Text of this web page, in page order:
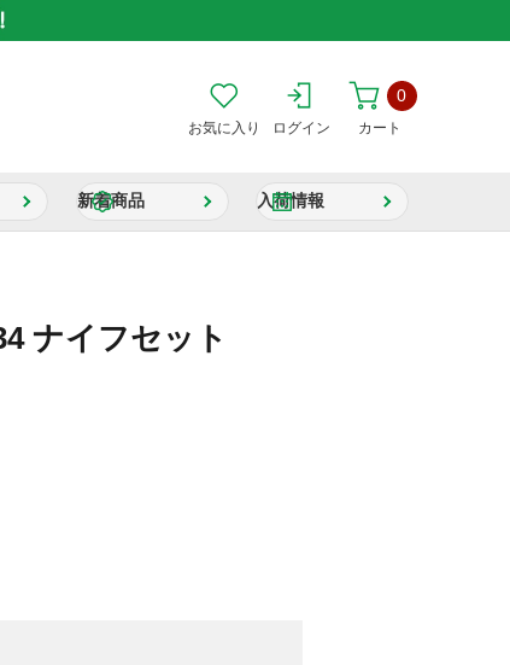
お気に入り ログイン カート
0
新着商品 入荷情報
ナイフセット